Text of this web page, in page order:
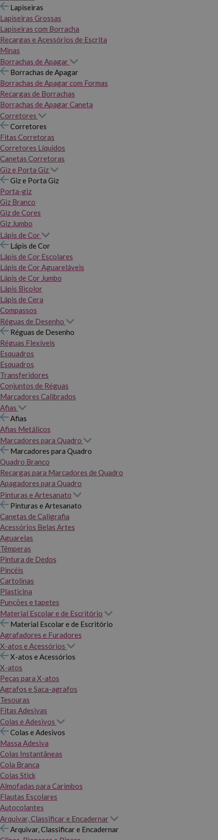
Lapiseiras
Lapiseiras Grossas
Lapiseiras com Borracha
Recargas e Acessórios de Escrita
Minas
Borrachas de Apagar
Borrachas de Apagar
Borrachas de Apagar com Formas
Recargas de Borrachas
Borrachas de Apagar Caneta
Corretores
Corretores
Fitas Corretoras
Corretores Líquidos
Canetas Corretoras
Giz e Porta Giz
Giz e Porta Giz
Porta-giz
Giz Branco
Giz de Cores
Giz Jumbo
Lápis de Cor
Lápis de Cor
Lápis de Cor Escolares
Lápis de Cor Aguareláveis
Lápis de Cor Jumbo
Lápis Bicolor
Lápis de Cera
Compassos
Réguas de Desenho
Réguas de Desenho
Réguas Flexíveis
Esquadros
Esquadros
Transferidores
Conjuntos de Réguas
Marcadores Calibrados
Afias
Afias
Afias Metálicos
Marcadores para Quadro
Marcadores para Quadro
Quadro Branco
Recargas para Marcadores de Quadro
Apagadores para Quadro
Pinturas e Artesanato
Pinturas e Artesanato
Canetas de Caligrafia
Acessórios Belas Artes
Aguarelas
Têmperas
Pintura de Dedos
Pincéis
Cartolinas
Plasticina
Punções e tapetes
Material Escolar e de Escritório
Material Escolar e de Escritório
Agrafadores e Furadores
X-atos e Acessórios
X-atos e Acessórios
X-atos
Peças para X-atos
Agrafos e Saca-agrafos
Tesouras
Fitas Adesivas
Colas e Adesivos
Colas e Adesivos
Massa Adesiva
Colas Instantâneas
Cola Branca
Colas Stick
Almofadas para Carimbos
Flautas Escolares
Autocolantes
Arquivar, Classificar e Encadernar
Arquivar, Classificar e Encadernar